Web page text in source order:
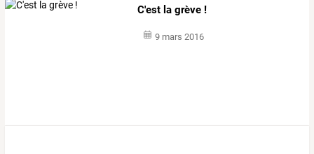
C'est la grève !
9 mars 2016